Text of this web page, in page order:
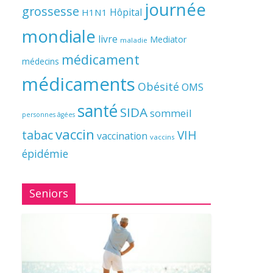
grossesse H1N1 Hôpital journée
mondiale livre maladie Mediator
médecins médicament
médicaments Obésité OMS
personnes âgées santé SIDAsommeil
tabacvaccin vaccination vaccins VIH
épidémie
Seniors